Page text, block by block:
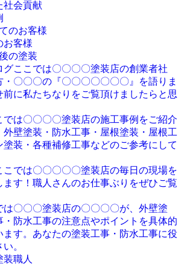
社会貢献
のお客様
お客様
の塗装
グここでは〇〇〇〇塗装店の創業者社
〇〇〇の『〇〇〇〇〇〇〇』を語りま
前に私たちなりをご覧頂けましたらと思
では〇〇〇〇塗装店の施工事例をご紹介
外壁塗装・防水工事・屋根塗装・屋根工
塗装・各種補修工事などのご参考にして
こでは〇〇〇〇〇塗装店の毎日の現場を
ます！職人さんのお仕事ぶりをぜひご覧
は〇〇〇塗装店の〇〇〇〇が、外壁塗
・防水工事の注意点やポイントを具体的
ます。あなたの塗装工事・防水工事に役
。
職人